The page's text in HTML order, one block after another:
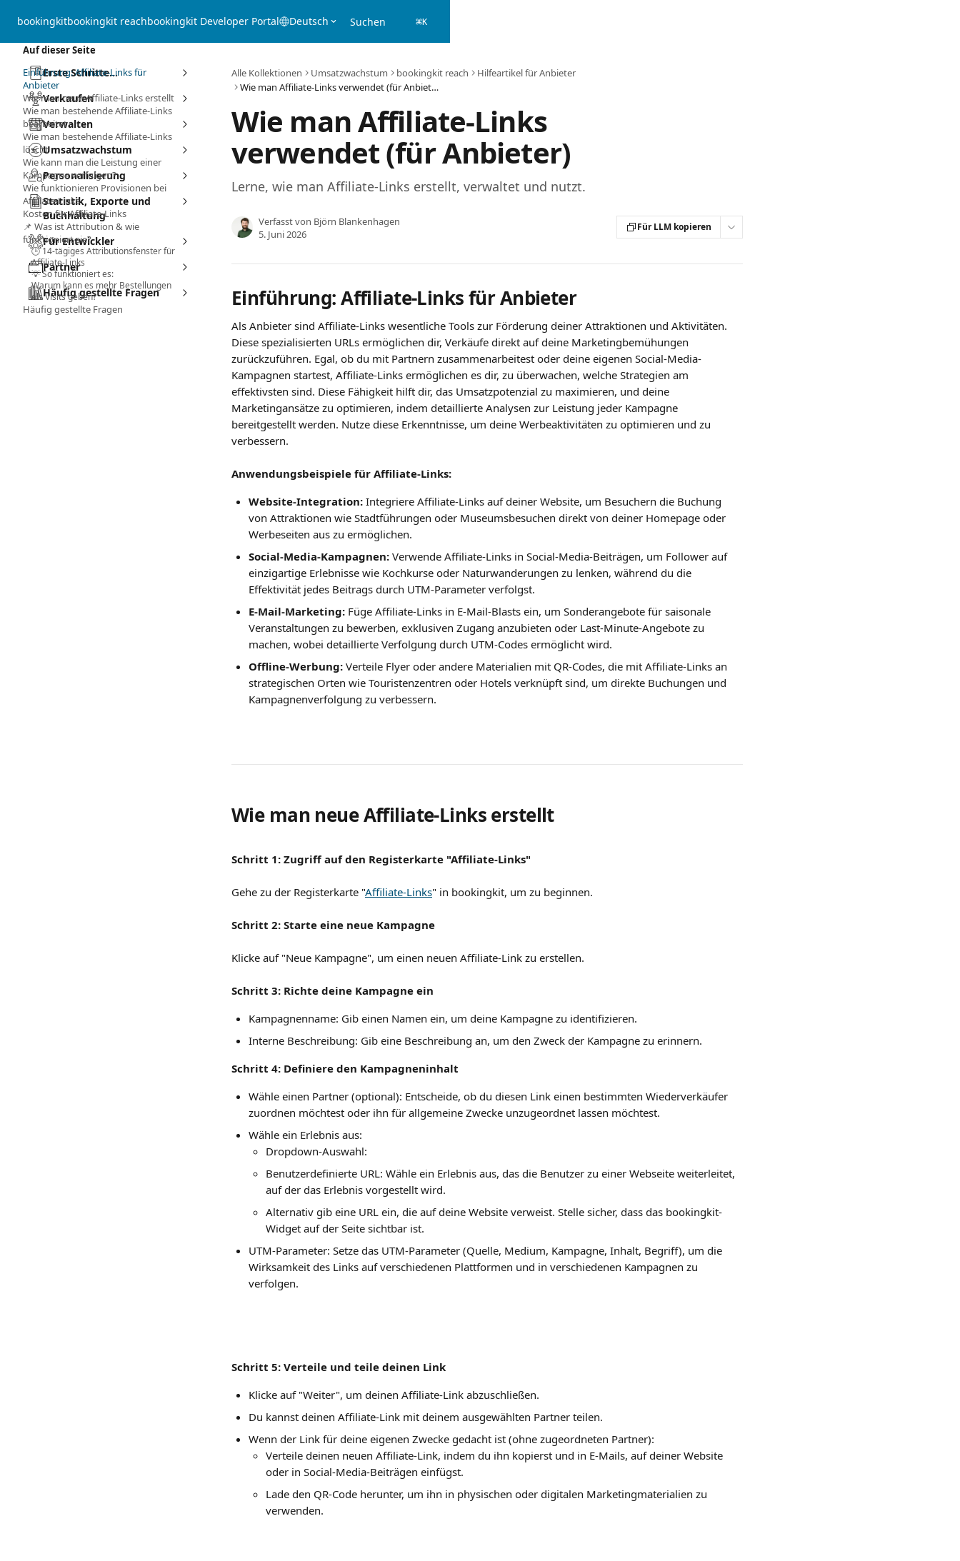
bookingkitbookingkit reachbookingkit Developer Portal Deutsch Suchen ⌘K
Erste Schritte...
Verkaufen
Verwalten
Umsatzwachstum
Personalisierung
Statistik, Exporte und
Buchhaltung
Für Entwickler
Partner
Häufig gestellte Fragen
Alle Kollektionen Umsatzwachstum bookingkit reach
Hilfeartikel für Anbieter
Wie man Affiliate-Links verwendet (für Anbieter)
Wie man Affiliate-Links
verwendet (für Anbieter)
Lerne, wie man Affiliate-Links erstellt, verwaltet und nutzt.
Verfasst von Björn Blankenhagen
5. Juni 2026
Für LLM kopieren
Einführung: Affiliate-Links für Anbieter
Als Anbieter sind Affiliate-Links wesentliche Tools zur Förderung deiner Attraktionen und Aktivitäten.
Diese spezialisierten URLs ermöglichen dir, Verkäufe direkt auf deine Marketingbemühungen
zurückzuführen. Egal, ob du mit Partnern zusammenarbeitest oder deine eigenen Social-Media-
Kampagnen startest, Affiliate-Links ermöglichen es dir, zu überwachen, welche Strategien am
effektivsten sind. Diese Fähigkeit hilft dir, das Umsatzpotenzial zu maximieren, und deine
Marketingansätze zu optimieren, indem detaillierte Analysen zur Leistung jeder Kampagne
bereitgestellt werden. Nutze diese Erkenntnisse, um deine Werbeaktivitäten zu optimieren und zu
verbessern.
Anwendungsbeispiele für Affiliate-Links:
Website-Integration: Integriere Affiliate-Links auf deiner Website, um Besuchern die Buchung
von Attraktionen wie Stadtführungen oder Museumsbesuchen direkt von deiner Homepage oder
Werbeseiten aus zu ermöglichen.
Social-Media-Kampagnen: Verwende Affiliate-Links in Social-Media-Beiträgen, um Follower auf
einzigartige Erlebnisse wie Kochkurse oder Naturwanderungen zu lenken, während du die
Effektivität jedes Beitrags durch UTM-Parameter verfolgst.
E-Mail-Marketing: Füge Affiliate-Links in E-Mail-Blasts ein, um Sonderangebote für saisonale
Veranstaltungen zu bewerben, exklusiven Zugang anzubieten oder Last-Minute-Angebote zu
machen, wobei detaillierte Verfolgung durch UTM-Codes ermöglicht wird.
Offline-Werbung: Verteile Flyer oder andere Materialien mit QR-Codes, die mit Affiliate-Links an
strategischen Orten wie Touristenzentren oder Hotels verknüpft sind, um direkte Buchungen und
Kampagnenverfolgung zu verbessern.
Wie man neue Affiliate-Links erstellt
Schritt 1: Zugriff auf den Registerkarte "Affiliate-Links"
Gehe zu der Registerkarte "Affiliate-Links" in bookingkit, um zu beginnen.
Schritt 2: Starte eine neue Kampagne
Klicke auf "Neue Kampagne", um einen neuen Affiliate-Link zu erstellen.
Schritt 3: Richte deine Kampagne ein
Kampagnenname: Gib einen Namen ein, um deine Kampagne zu identifizieren.
Interne Beschreibung: Gib eine Beschreibung an, um den Zweck der Kampagne zu erinnern.
Schritt 4: Definiere den Kampagneninhalt
Wähle einen Partner (optional): Entscheide, ob du diesen Link einen bestimmten Wiederverkäufer
zuordnen möchtest oder ihn für allgemeine Zwecke unzugeordnet lassen möchtest.
Wähle ein Erlebnis aus:
Dropdown-Auswahl:
Benutzerdefinierte URL: Wähle ein Erlebnis aus, das die Benutzer zu einer Webseite weiterleitet,
auf der das Erlebnis vorgestellt wird.
Alternativ gib eine URL ein, die auf deine Website verweist. Stelle sicher, dass das bookingkit-
Widget auf der Seite sichtbar ist.
UTM-Parameter: Setze das UTM-Parameter (Quelle, Medium, Kampagne, Inhalt, Begriff), um die
Wirksamkeit des Links auf verschiedenen Plattformen und in verschiedenen Kampagnen zu
verfolgen.
Schritt 5: Verteile und teile deinen Link
Klicke auf "Weiter", um deinen Affiliate-Link abzuschließen.
Du kannst deinen Affiliate-Link mit deinem ausgewählten Partner teilen.
Wenn der Link für deine eigenen Zwecke gedacht ist (ohne zugeordneten Partner):
Verteile deinen neuen Affiliate-Link, indem du ihn kopierst und in E-Mails, auf deiner Website
oder in Social-Media-Beiträgen einfügst.
Lade den QR-Code herunter, um ihn in physischen oder digitalen Marketingmaterialien zu
verwenden.
Auf dieser Seite
Einführung: Affiliate-Links für
Anbieter
Wie man neue Affiliate-Links erstellt
Wie man bestehende Affiliate-Links
bearbeitet
Wie man bestehende Affiliate-Links
löscht
Wie kann man die Leistung einer
Kampagne verfolgen?
Wie funktionieren Provisionen bei
Affiliate-Links
Kosten für Affiliate-Links
📌 Was ist Attribution & wie
funktioniert sie?
🕒 14-tägiges Attributionsfenster für
Affiliate-Links
💡 So funktioniert es:
Warum kann es mehr Bestellungen
als Visits geben?
Häufig gestellte Fragen